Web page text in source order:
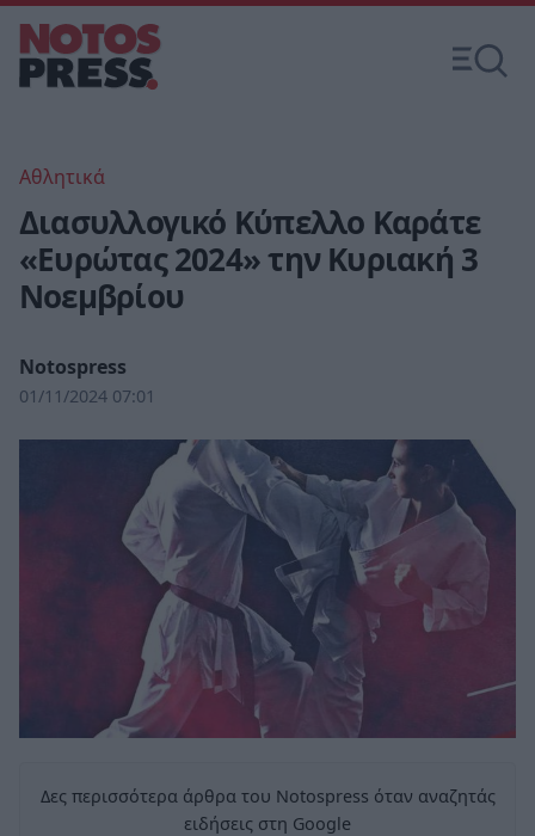
Αθλητικά
Διασυλλογικό Κύπελλο Καράτε
«Ευρώτας 2024» την Κυριακή 3
Νοεμβρίου
Notospress
01/11/2024 07:01
Δες περισσότερα άρθρα του Notospress όταν αναζητάς
ειδήσεις στη Google